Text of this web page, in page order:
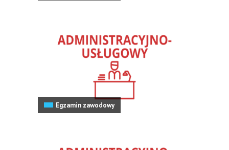
Egzamin zawodowy